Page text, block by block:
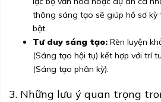
thông sáng tạo sẽ giúp hồ sơ kỳ
bật.
Tư duy sáng tạo: Rèn luyện
(Sáng tạo hội tụ) kết hợp với trí
(Sáng tạo phân kỳ).
3. Những lưu ý quan trọng